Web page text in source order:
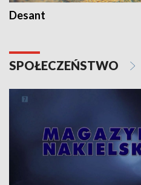
Desant
SPOŁECZEŃSTWO